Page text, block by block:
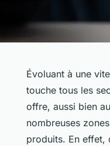
Évoluant à une
touche tous les
offre, aussi bien
nombreuses
produits. En effet,